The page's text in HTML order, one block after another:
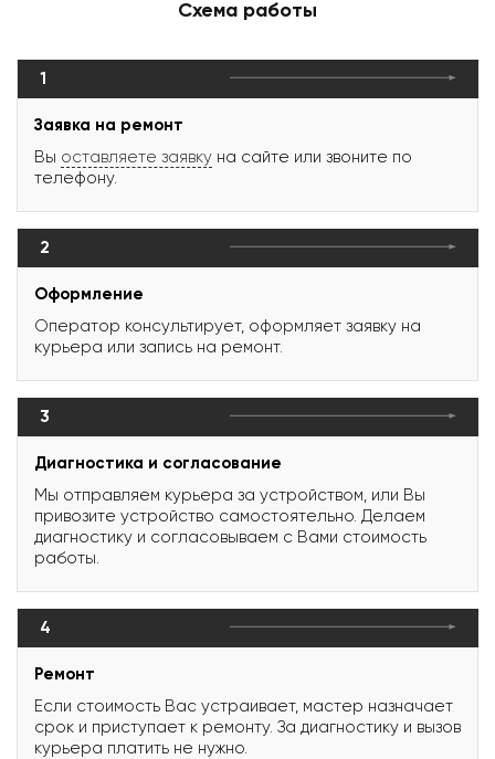
Схема работы
1
Заявка на ремонт
Вы оставляете заявку на сайте или звоните по
телефону.
2
Оформление
Оператор консультирует, оформляет заявку на
курьера или запись на ремонт.
3
Диагностика и согласование
Мы отправляем курьера за устройством, или Вы
привозите устройство самостоятельно. Делаем
диагностику и согласовываем с Вами стоимость
работы.
4
Ремонт
Если стоимость Вас устраивает, мастер назначает
срок и приступает к ремонту. За диагностику и вызов
курьера платить не нужно.